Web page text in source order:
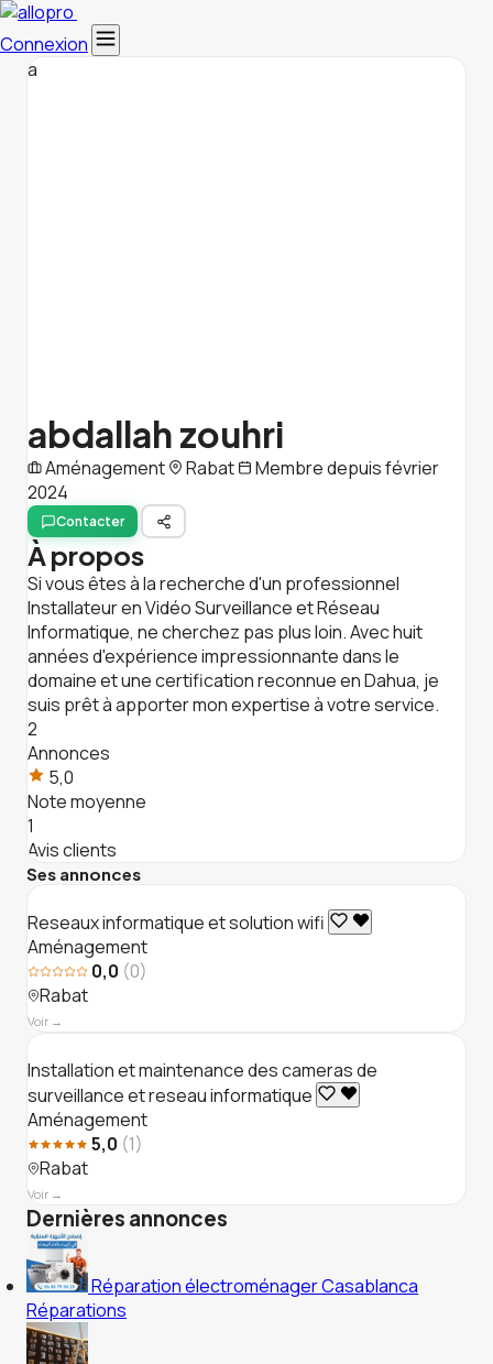
Connexion
a
abdallah zouhri
Aménagement Rabat
Membre depuis février
2024
Contacter
À propos
Si vous êtes à la recherche d'un professionnel
Installateur en Vidéo Surveillance et Réseau
Informatique, ne cherchez pas plus loin. Avec huit
années d'expérience impressionnante dans le
domaine et une certification reconnue en Dahua, je
suis prêt à apporter mon expertise à votre service.
2
Annonces
5,0
Note moyenne
1
Avis clients
Ses annonces
Reseaux informatique et solution wifi
Aménagement
0,0 (0)
Rabat
Voir →
Installation et maintenance des cameras de
surveillance et reseau informatique
Aménagement
5,0 (1)
Rabat
Voir →
Dernières annonces
Réparation électroménager Casablanca
Réparations